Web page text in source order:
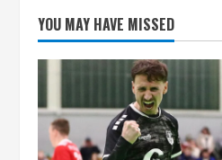
YOU MAY HAVE MISSED